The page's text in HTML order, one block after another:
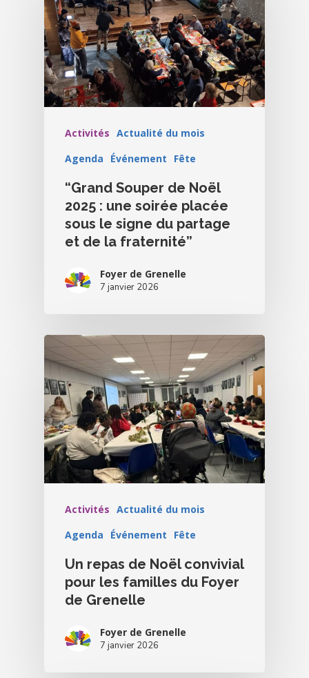
Activités Actualité du mois
Agenda
Événement Fête
“Grand Souper de Noël
2025 : une soirée placée
sous le signe du partage
et de la fraternité”
Foyer de Grenelle
7 janvier 2026
Activités Actualité du mois
Agenda
Événement Fête
Un repas de Noël convivial
pour les familles du Foyer
de Grenelle
Foyer de Grenelle
7 janvier 2026
Activités
Agenda
Blog
Réservation De
Contact